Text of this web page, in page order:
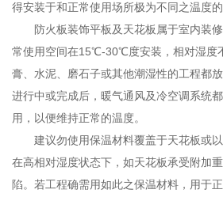
得安装于和正常使用场所极为不同之温度的
防火板装饰平板及天花板属于室内装修
常使用空间在15℃-30℃度安装，相对湿度
膏、水泥、磨石子或其他潮湿性的工程都
进行中或完成后，暖气通风及冷空调系统
用，以便维持正常的温度。
建议勿使用保温材料覆盖于天花板或以
在高相对湿度状态下，如天花板承受附加
陷。若工程确需用如此之保温材料，用于